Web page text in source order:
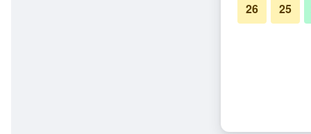
25
26